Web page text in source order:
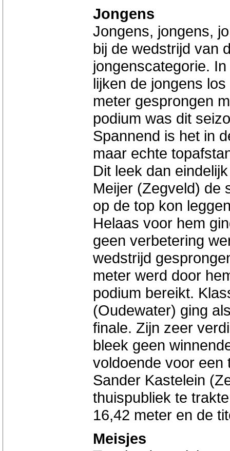
Jongens
Jongens, jongens,
bij de wedstrijd van
jongenscategorie.
lijken de jongens
meter gesprongen
podium was dit
Spannend is het in
maar echte
Dit leek dan
Meijer (Zegveld) de
op de top kon
Helaas voor hem
geen verbetering
wedstrijd
meter werd door
podium bereikt.
(Oudewater) ging
finale. Zijn zeer
bleek geen
voldoende voor een
Sander Kastelein
thuispubliek te
16,42 meter en de
Meisjes